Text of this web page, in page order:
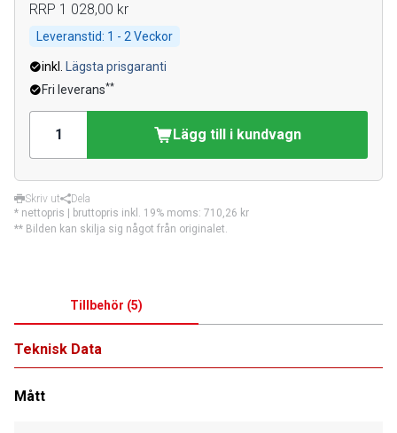
RRP 1 028,00 kr
Leveranstid: 1 - 2 Veckor
inkl.
Lägsta prisgaranti
Fri leverans**
Lägg till i kundvagn
Skriv ut
Dela
* nettopris | bruttopris inkl. 19% moms: 710,26 kr
** Bilden kan skilja sig något från originalet.
Tillbehör (5)
Teknisk Data
Mått